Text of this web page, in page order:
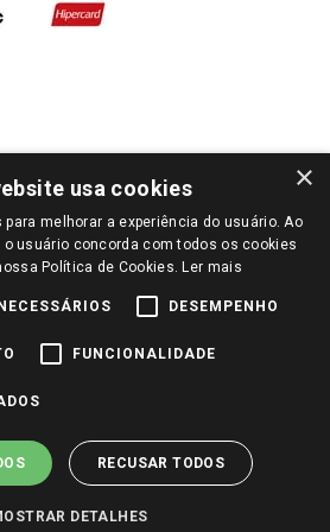
REGIÃO, FAÇA LOGIN E SELECIONE A LOJA DE
APÓS O LOGIN, OS PREÇOS DA SUA REGIÃO OU
SERÃO CARREGADOS.
COMERCIAIS DESTE SITE SÃO VÁLIDOS APENAS
NO GIASSI.COM.BR E NA LOJA SELECIONADA
DIVULGADOS NO SITE PREVALECEM ANTE
E SITES DE BUSCAS.
TODOS OS DIREITOS RESERVADOS.
×
usa cookies
melhorar a experiência do usuário. Ao
usuário concorda com todos os cookies
Política de Cookies. Ler mais
DESEMPENHO
FUNCIONALIDADE
RECUSAR TODOS
DETALHES